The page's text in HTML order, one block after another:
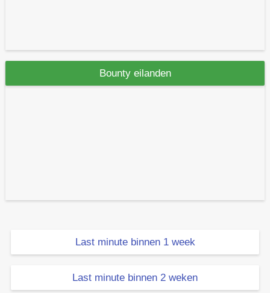
Bounty eilanden
Last minute binnen 1 week
Last minute binnen 2 weken